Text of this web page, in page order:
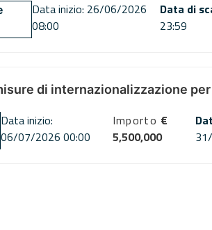
Data inizio: 26/06/2026
08:00
Data di
23:59
di internazionalizzazione
Data inizio:
06/07/2026 00:00
Importo €
5,500,000